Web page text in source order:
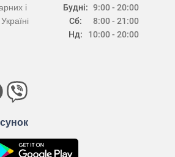
Будні:
Сб:
Нд:
9:00 - 20:00
8:00 - 21:00
10:00 - 20:00
і